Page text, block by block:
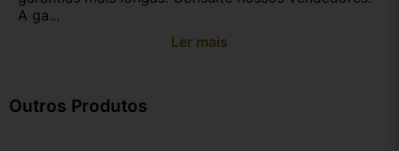
A ga...
Ler mais
Outros Produtos